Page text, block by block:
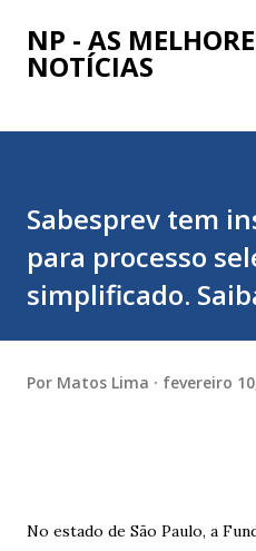
Pular para o
NP - AS
NOTÍCIAS
Sabesprev tem
para processo
simplificado.
Por Matos Lima fevereiro
No estado de São Paulo, a